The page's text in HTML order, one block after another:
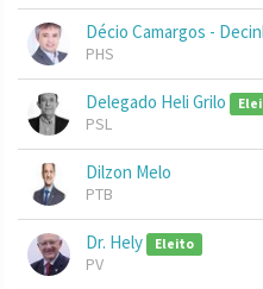
Décio Camargos -
PHS
Delegado Heli Grilo
PSL
Dilzon Melo
PTB
Dr. Hely Eleito
PV